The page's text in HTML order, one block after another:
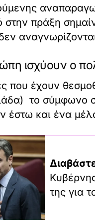
στην πράξη
ισχύουν ο
που έχουν
το σύμφωνο
έστω και ένα
της για